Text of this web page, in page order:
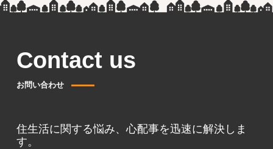
Contact us
お問い合わせ
住生活に関する悩み、心配事を迅速に解決しま
す。